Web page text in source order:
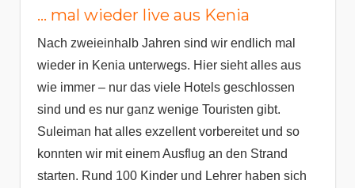
… mal wieder live aus Kenia
Nach zweieinhalb Jahren sind wir endlich mal
wieder in Kenia unterwegs. Hier sieht alles aus
wie immer – nur das viele Hotels geschlossen
sind und es nur ganz wenige Touristen gibt.
Suleiman hat alles exzellent vorbereitet und so
konnten wir mit einem Ausflug an den Strand
starten. Rund 100 Kinder und Lehrer haben sich